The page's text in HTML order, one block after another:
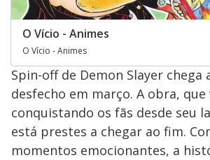
O Vício - Animes
O Vício - Animes
Spin-off de Demon Slayer chega
desfecho em março. A obra, que
conquistando os fãs desde seu
está prestes a chegar ao fim.
momentos emocionantes, a